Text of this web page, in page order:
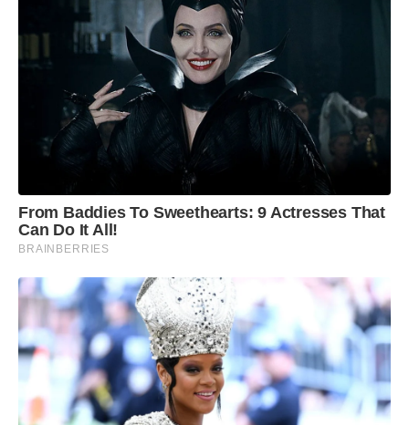
From Baddies To Sweethearts: 9 Actresses That
Can Do It All!
BRAINBERRIES